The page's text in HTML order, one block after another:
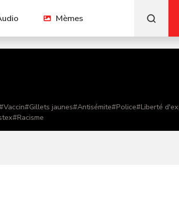
Mèmes
Vaccin#Gillets jaunes#Antisémite#Police#Liberté
#Racisme